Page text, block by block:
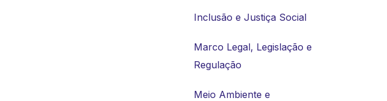
Inclusão e Justiça Social
Marco Legal, Legislação e
Regulação
Meio Ambiente e